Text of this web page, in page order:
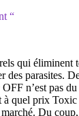
“
qui éliminent
des parasites.
n’est pas
à quel prix
Du